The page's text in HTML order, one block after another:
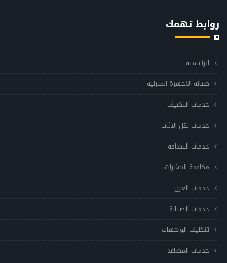
روابط تهمك
الرئيسية
صيانة الاجهزة المنزلية
خدمات التكييف
خدمات نقل الاثاث
خدمات النظافه
مكافحة الحشرات
خدمات العزل
خدمات الصيانة
تنظيف الواجهات
خدمات المصاعد